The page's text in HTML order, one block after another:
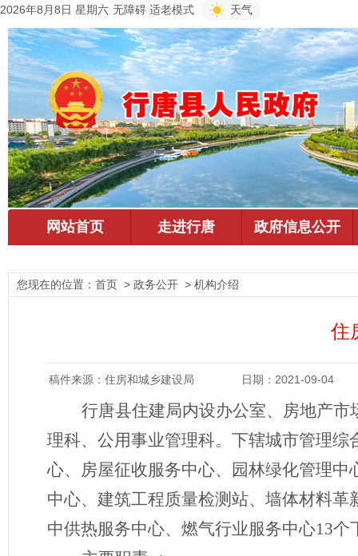
2026年8月8日 星期六 无障碍 适老模式 天气
您现在的位置： 首页 > 政务公开 > 机构介绍
住
稿件来源：住房和城乡建设局 日期：2021-09-04
行唐县住建局内设办公室、房地产市
理科、公用事业管理科。下辖城市管理
心、房屋征收服务中心、园林绿化管理
中心、建筑工程质量检测站、墙体材料
中供热服务中心、燃气行业服务中心13个